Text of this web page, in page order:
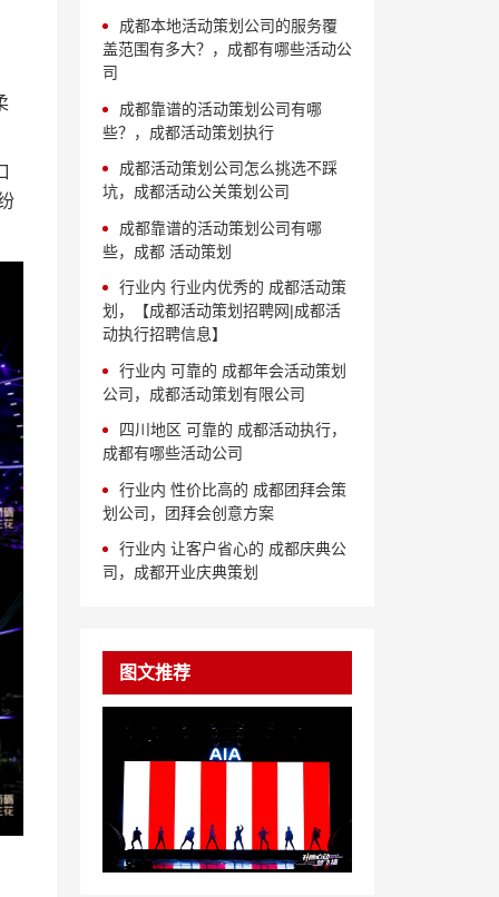
成都本地活动策划公司的服务覆
盖范围有多大？，成都有哪些活动公
司
成都靠谱的活动策划公司有哪
些？，成都活动策划执行
成都活动策划公司怎么挑选不踩
坑，成都活动公关策划公司
成都靠谱的活动策划公司有哪
些，成都 活动策划
行业内 行业内优秀的 成都活动策
划，【成都活动策划招聘网|成都活
动执行招聘信息】
行业内 可靠的 成都年会活动策划
公司，成都活动策划有限公司
四川地区 可靠的 成都活动执行，
成都有哪些活动公司
行业内 性价比高的 成都团拜会策
划公司，团拜会创意方案
行业内 让客户省心的 成都庆典公
司，成都开业庆典策划
图文推荐